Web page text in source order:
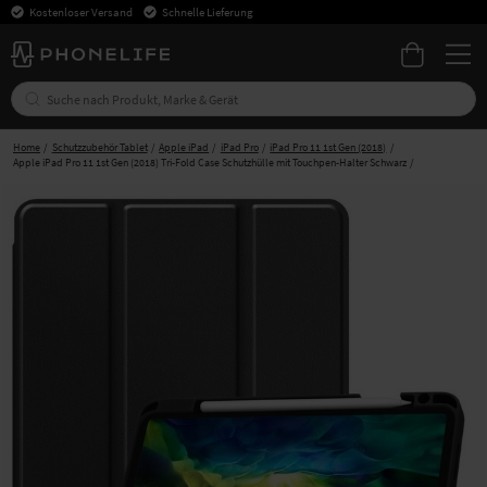
Kostenloser Versand Schnelle Lieferung
Home Schutzzubehör Tablet Apple iPad iPad Pro
iPad Pro 11 1st Gen (2018)
Apple iPad Pro 11 1st Gen (2018) Tri-Fold Case Schutzhülle mit Touchpen-Halter Schwarz